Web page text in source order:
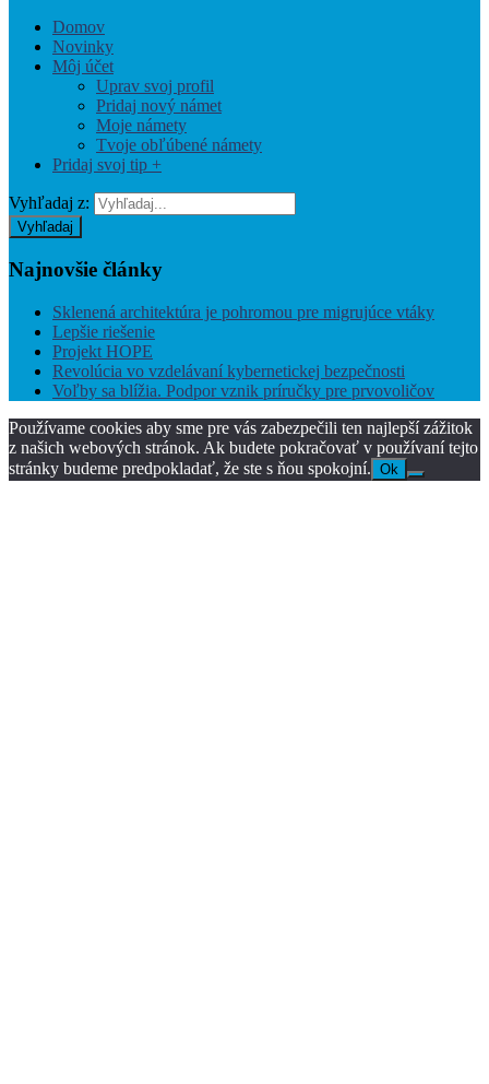
Domov
Novinky
Môj účet
Uprav svoj profil
Pridaj nový námet
Moje námety
Tvoje obľúbené námety
Pridaj svoj tip +
Vyhľadaj z:
Vyhľadaj
Najnovšie články
Sklenená architektúra je pohromou pre migrujúce vtáky
Lepšie riešenie
Projekt HOPE
Revolúcia vo vzdelávaní kybernetickej bezpečnosti
Voľby sa blížia. Podpor vznik príručky pre prvovoličov
Používame cookies aby sme pre vás zabezpečili ten najlepší zážitok
z našich webových stránok. Ak budete pokračovať v používaní tejto
stránky budeme predpokladať, že ste s ňou spokojní. Ok